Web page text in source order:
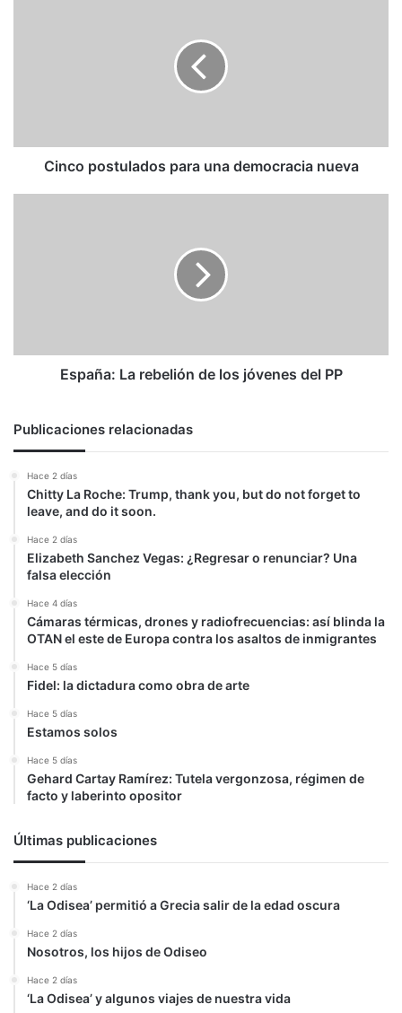
Cinco postulados para una democracia nueva
España: La rebelión de los jóvenes del PP
Publicaciones relacionadas
Hace 2 días
Chitty La Roche: Trump, thank you, but do not forget to
leave, and do it soon.
Hace 2 días
Elizabeth Sanchez Vegas: ¿Regresar o renunciar? Una
falsa elección
Hace 4 días
Cámaras térmicas, drones y radiofrecuencias: así blinda la
OTAN el este de Europa contra los asaltos de inmigrantes
Hace 5 días
Fidel: la dictadura como obra de arte
Hace 5 días
Estamos solos
Hace 5 días
Gehard Cartay Ramírez: Tutela vergonzosa, régimen de
facto y laberinto opositor
Últimas publicaciones
Hace 2 días
‘La Odisea’ permitió a Grecia salir de la edad oscura
Hace 2 días
Nosotros, los hijos de Odiseo
Hace 2 días
‘La Odisea’ y algunos viajes de nuestra vida